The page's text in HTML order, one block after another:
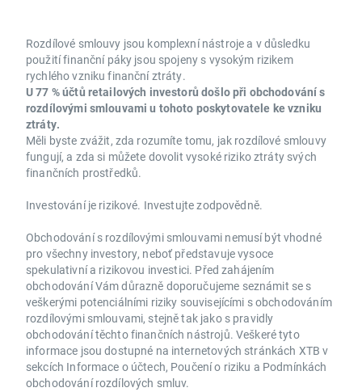
Rozdílové smlouvy jsou komplexní nástroje a v důsledku
použití finanční páky jsou spojeny s vysokým rizikem
rychlého vzniku finanční ztráty.
U 77 % účtů retailových investorů došlo při obchodování s
rozdílovými smlouvami u tohoto poskytovatele ke vzniku
ztráty.
Měli byste zvážit, zda rozumíte tomu, jak rozdílové smlouvy
fungují, a zda si můžete dovolit vysoké riziko ztráty svých
finančních prostředků.
Investování je rizikové. Investujte zodpovědně.
Obchodování s rozdílovými smlouvami nemusí být vhodné
pro všechny investory, neboť představuje vysoce
spekulativní a rizikovou investici. Před zahájením
obchodování Vám důrazně doporučujeme seznámit se s
veškerými potenciálními riziky souvisejícími s obchodováním
rozdílovými smlouvami, stejně tak jako s pravidly
obchodování těchto finančních nástrojů. Veškeré tyto
informace jsou dostupné na internetových stránkách XTB v
sekcích Informace o účtech, Poučení o riziku a Podmínkách
obchodování rozdílových smluv.